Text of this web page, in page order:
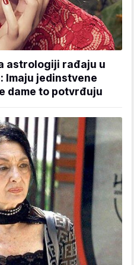
astrologiji rađaju u
Imaju jedinstvene
dame to potvrđuju